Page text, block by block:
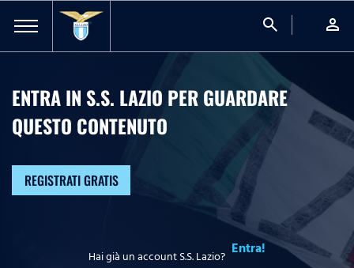
search person
ENTRA IN S.S. LAZIO PER GUARDARE
QUESTO CONTENUTO
REGISTRATI GRATIS
Hai già un account S.S. Lazio? Entra!